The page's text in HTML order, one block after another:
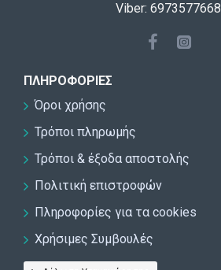
Viber: 6973577668
ΠΛΗΡΟΦΟΡΊΕΣ
Όροι χρήσης
Τρόποι πληρωμής
Τρόποι & έξοδα αποστολής
Πολιτική επιστροφών
Πληροφορίες για τα cookies
Χρήσιμες Συμβουλές